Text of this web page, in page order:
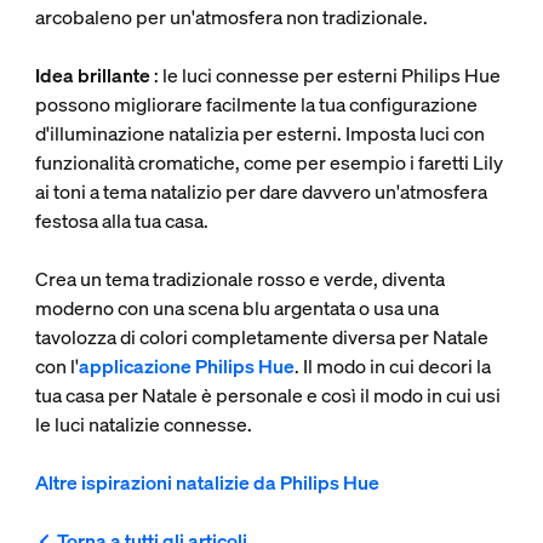
arcobaleno per un'atmosfera non tradizionale.
Idea brillante: le luci connesse per esterni Philips Hue
possono migliorare facilmente la tua configurazione
d'illuminazione natalizia per esterni. Imposta luci con
funzionalità cromatiche, come per esempio i faretti Lily
ai toni a tema natalizio per dare davvero un'atmosfera
festosa alla tua casa.
Crea un tema tradizionale rosso e verde, diventa
moderno con una scena blu argentata o usa una
tavolozza di colori completamente diversa per Natale
con l'applicazione Philips Hue. Il modo in cui decori la
tua casa per Natale è personale e così il modo in cui usi
le luci natalizie connesse.
Altre ispirazioni natalizie da Philips Hue